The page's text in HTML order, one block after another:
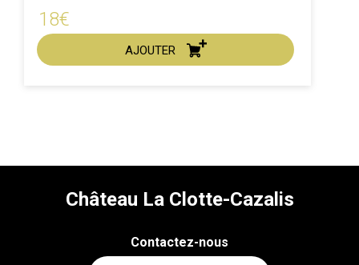
18€
AJOUTER
Château La Clotte-Cazalis
Contactez-nous